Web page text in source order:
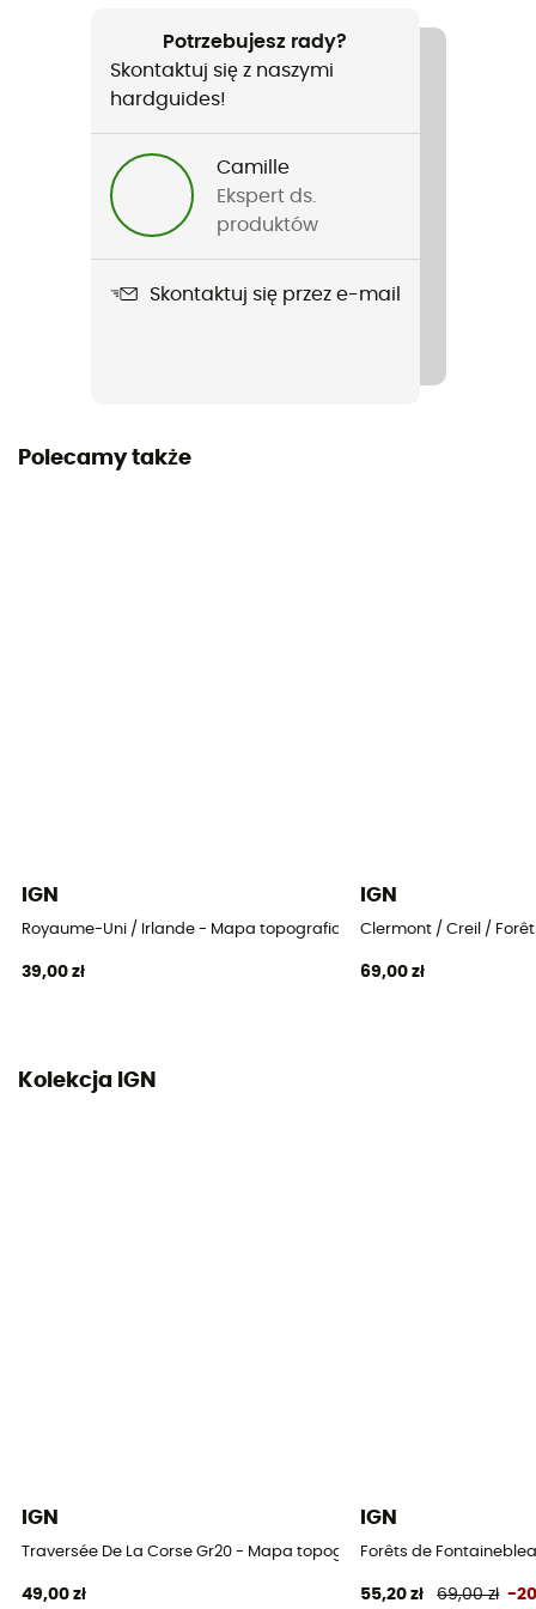
Potrzebujesz rady?
Skontaktuj się z naszymi
hardguides!
Camille
Ekspert ds.
produktów
Skontaktuj się przez e-mail
Polecamy także
IGN
Royaume-Uni / Irlande - Mapa topograficzna
39,00 zł
IGN
Clermont / Creil /
69,00 zł
Kolekcja IGN
IGN
Traversée De La Corse Gr20 - Mapa topograficzna
49,00 zł
IGN
Forêts de
55,20 zł 69,00 zł -